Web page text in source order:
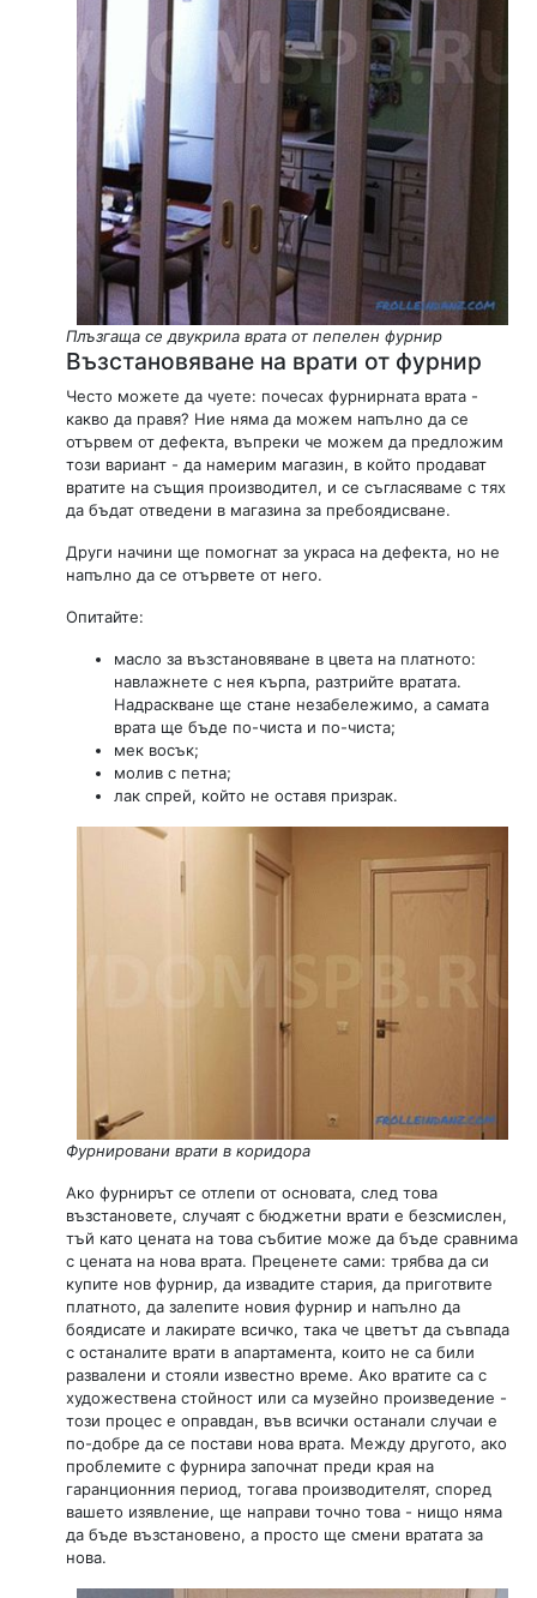
Плъзгаща се двукрила врата от пепелен фурнир
Възстановяване на врати от фурнир
Често можете да чуете: почесах фурнирната врата -
какво да правя? Ние няма да можем напълно да се
отървем от дефекта, въпреки че можем да предложим
този вариант - да намерим магазин, в който продават
вратите на същия производител, и се съгласяваме с тях
да бъдат отведени в магазина за пребоядисване.
Други начини ще помогнат за украса на дефекта, но не
напълно да се отървете от него.
Опитайте:
масло за възстановяване в цвета на платното:
навлажнете с нея кърпа, разтрийте вратата.
Надраскване ще стане незабележимо, а самата
врата ще бъде по-чиста и по-чиста;
мек восък;
молив с петна;
лак спрей, който не оставя призрак.
Фурнировани врати в коридора
Ако фурнирът се отлепи от основата, след това
възстановете, случаят с бюджетни врати е безсмислен,
тъй като цената на това събитие може да бъде сравнима
с цената на нова врата. Преценете сами: трябва да си
купите нов фурнир, да извадите стария, да приготвите
платното, да залепите новия фурнир и напълно да
боядисате и лакирате всичко, така че цветът да съвпада
с останалите врати в апартамента, които не са били
развалени и стояли известно време. Ако вратите са с
художествена стойност или са музейно произведение -
този процес е оправдан, във всички останали случаи е
по-добре да се постави нова врата. Между другото, ако
проблемите с фурнира започнат преди края на
гаранционния период, тогава производителят, според
вашето изявление, ще направи точно това - нищо няма
да бъде възстановено, а просто ще смени вратата за
нова.